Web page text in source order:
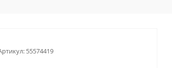
55574419